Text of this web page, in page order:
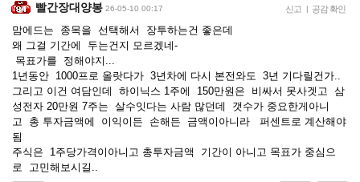
빨간장대양봉 26-05-10 00:17 신고 | 공감 확인
맘에드는 종목을 선택해서 장투하는건 좋은데
왜 그걸 기간에 두는건지 모르겠네-
목표가를 정해야지...
1년동안 1000프로 올랏다가 3년차에 다시 본전와도 3년 기다릴건가..
그리고 이건 여담인데 하이닉스 1주에 150만원은 비싸서 못사겟고 삼
성전자 20만원 7주는 살수잇다는 사람 많던데 갯수가 중요한게아니
고 총 투자금액에 이익이든 손해든 금액이아니라 퍼센트로 계산해야
됨
주식은 1주당가격이아니고 총투자금액 기간이 아니고 목표가 중심으
로 고민해보시길..